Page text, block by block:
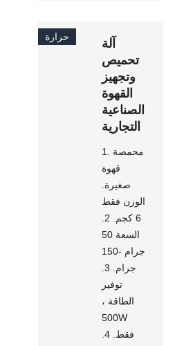
حرارة
آلة
تحميص
وتجهيز
القهوة
الصناعية
التجارية
1. محمصة
قهوة
صغيرة.
الوزن فقط
السعة 50
جرام -150
جرام. 3.
توفير
الطاقة ،
500W
فقط. 4.